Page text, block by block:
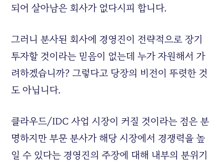
되어 살아남은 회사가 없다시피 합니다.
그러니 분사된 회사에 경영진이 전략적으로 장기
투자할 것이라는 믿음이 없는데 누가 자원해서 가
려하겠습니까? 그렇다고 당장의 비전이 뚜렷한 것
도 아닙니다.
클라우드/IDC 사업 시장이 커질 것이라는 점은 분
명하지만 부문 분사가 해당 시장에서 경쟁력을 높
일 수 있다는 경영진의 주장에 대해 내부의 분위기